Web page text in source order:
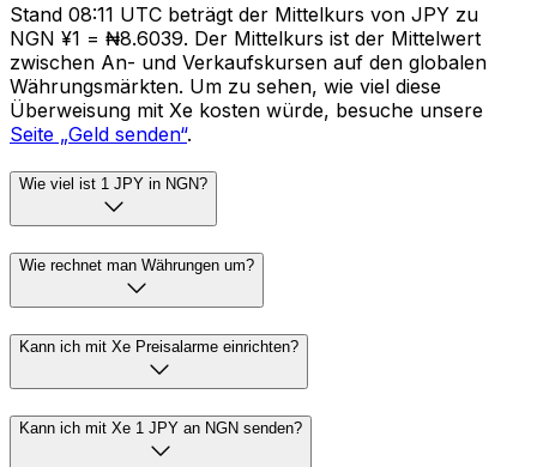
Stand 08:11 UTC beträgt der Mittelkurs von JPY zu
NGN ¥1 = ₦8.6039. Der Mittelkurs ist der Mittelwert
zwischen An- und Verkaufskursen auf den globalen
Währungsmärkten. Um zu sehen, wie viel diese
Überweisung mit Xe kosten würde, besuche unsere
Seite „Geld senden“.
Wie viel ist 1 JPY in NGN?
Wie rechnet man Währungen um?
Kann ich mit Xe Preisalarme einrichten?
Kann ich mit Xe 1 JPY an NGN senden?